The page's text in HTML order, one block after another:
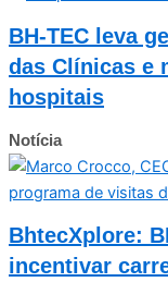
BH-TEC leva
das Clínicas e
hospitais
Notícia
BhtecXplore:
incentivar